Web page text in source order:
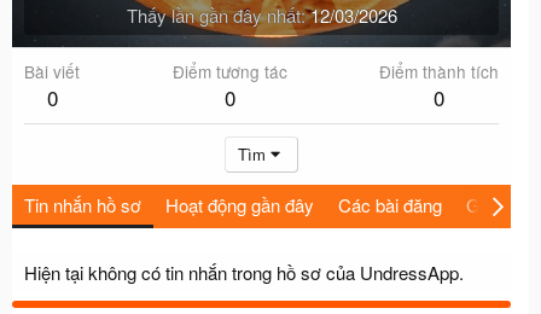
Thấy lần gần đây nhất 12/03/2026
Bài viết
0
Điểm tương tác
0
Điểm thành tích
0
Tìm
Tin nhắn hồ sơ Hoạt động gần đây Các bài đăng Giới thiệu
Hiện tại không có tin nhắn trong hồ sơ của UndressApp.